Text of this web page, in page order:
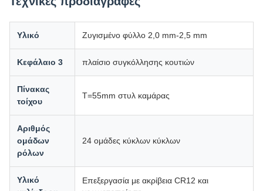
Υλικό Ζυγισμένο φύλλο 2,0 mm-2,5 mm
Κεφάλαιο 3 πλαίσιο συγκόλλησης κουτιών
Πίνακας
τοίχου
T=55mm στυλ καμάρας
Αριθμός
ομάδων
ρόλων
24 ομάδες κύκλων κύκλων
Υλικό
Επεξεργασία με ακρίβεια CR12 και